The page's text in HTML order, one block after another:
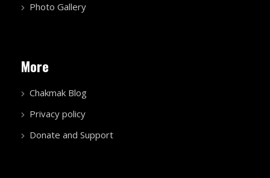
Photo Gallery
More
Chakmak Blog
Privacy policy
Donate and Support